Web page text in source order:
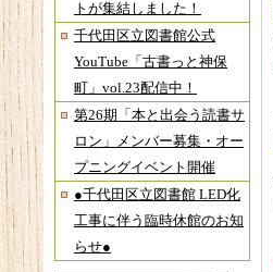
トが集結しました！
千代田区立図書館公式
YouTube「古書っと神保
町」vol.23配信中！
第26期「本と出会う読書サ
ロン」メンバー募集・オー
プニングイベント開催
●千代田区立図書館 LED化
工事に伴う臨時休館のお知
らせ●